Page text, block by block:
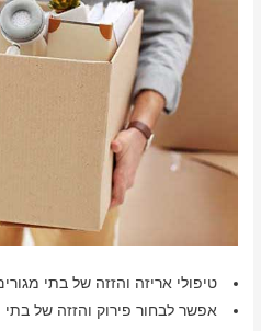
טיפולי אריזה והזזה של בתי
אפשר לבחור פירוק והזזה של